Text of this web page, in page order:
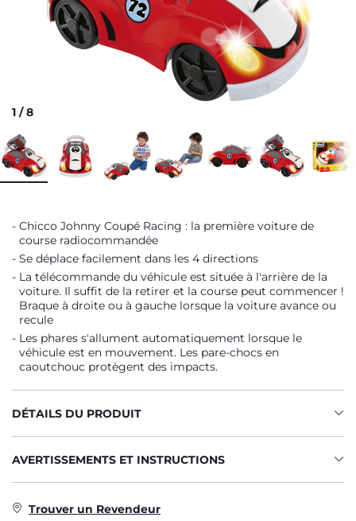
1 /8
Chicco Johnny Coupé Racing : la première voiture de
course radiocommandée
Se déplace facilement dans les 4 directions
La télécommande du véhicule est située à l'arrière de la
voiture. Il suffit de la retirer et la course peut commencer !
Braque à droite ou à gauche lorsque la voiture avance ou
recule
Les phares s'allument automatiquement lorsque le
véhicule est en mouvement. Les pare-chocs en
caoutchouc protègent des impacts.
DÉTAILS DU PRODUIT
AVERTISSEMENTS ET INSTRUCTIONS
Trouver un Revendeur